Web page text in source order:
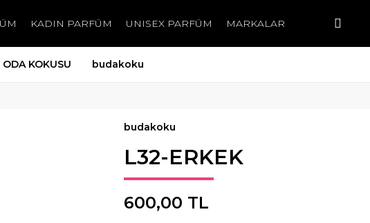
KADIN PARFÜM UNISEX PARFÜM MARKALAR
ODA KOKUSU budakoku
budakoku
L32-ERKEK
600,00 TL